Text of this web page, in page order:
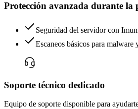
Protección avanzada durante la
Seguridad del servidor con
Escaneos básicos para malware
Soporte técnico dedicado
Equipo de soporte disponible para